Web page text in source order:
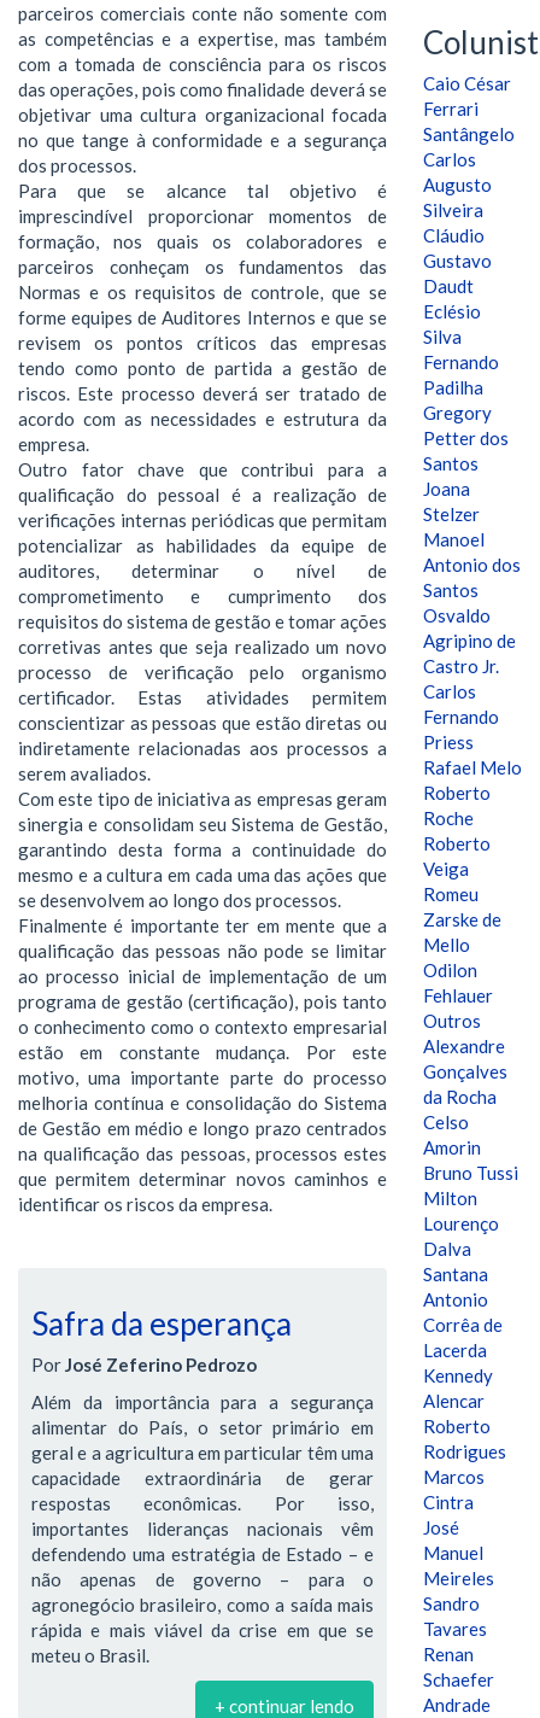
parceiros comerciais conte não somente com
as competências e a expertise, mas também
com a tomada de consciência para os riscos
das operações, pois como finalidade deverá se
objetivar uma cultura organizacional focada
no que tange à conformidade e a segurança
dos processos.
Para que se alcance tal objetivo é
imprescindível proporcionar momentos de
formação, nos quais os colaboradores e
parceiros conheçam os fundamentos das
Normas e os requisitos de controle, que se
forme equipes de Auditores Internos e que se
revisem os pontos críticos das empresas
tendo como ponto de partida a gestão de
riscos. Este processo deverá ser tratado de
acordo com as necessidades e estrutura da
empresa.
Outro fator chave que contribui para a
qualificação do pessoal é a realização de
verificações internas periódicas que permitam
potencializar as habilidades da equipe de
auditores, determinar o nível de
comprometimento e cumprimento dos
requisitos do sistema de gestão e tomar ações
corretivas antes que seja realizado um novo
processo de verificação pelo organismo
certificador. Estas atividades permitem
conscientizar as pessoas que estão diretas ou
indiretamente relacionadas aos processos a
serem avaliados.
Com este tipo de iniciativa as empresas geram
sinergia e consolidam seu Sistema de Gestão,
garantindo desta forma a continuidade do
mesmo e a cultura em cada uma das ações que
se desenvolvem ao longo dos processos.
Finalmente é importante ter em mente que a
qualificação das pessoas não pode se limitar
ao processo inicial de implementação de um
programa de gestão (certificação), pois tanto
o conhecimento como o contexto empresarial
estão em constante mudança. Por este
motivo, uma importante parte do processo
melhoria contínua e consolidação do Sistema
de Gestão em médio e longo prazo centrados
na qualificação das pessoas, processos estes
que permitem determinar novos caminhos e
identificar os riscos da empresa.
Safra da esperança
PorJosé Zeferino Pedrozo
Além da importância para a segurança
alimentar do País, o setor primário em
geral e a agricultura em particular têm uma
capacidade extraordinária de gerar
respostas econômicas. Por isso,
importantes lideranças nacionais vêm
defendendo uma estratégia de Estado – e
não apenas de governo – para o
agronegócio brasileiro, como a saída mais
rápida e mais viável da crise em que se
meteu o Brasil.
+ continuar lendo
Caio César
Ferrari
Santângelo
Carlos
Augusto
Silveira
Cláudio
Gustavo
Daudt
Eclésio
Silva
Fernando
Padilha
Gregory
Petter dos
Santos
Joana
Stelzer
Manoel
Antonio dos
Santos
Osvaldo
Agripino de
Castro Jr.
Carlos
Fernando
Priess
Rafael Melo
Roberto
Roche
Roberto
Veiga
Romeu
Zarske de
Mello
Odilon
Fehlauer
Outros
Alexandre
Gonçalves
da Rocha
Celso
Amorin
Bruno Tussi
Milton
Lourenço
Dalva
Santana
Antonio
Corrêa de
Lacerda
Kennedy
Alencar
Roberto
Rodrigues
Marcos
Cintra
José
Manuel
Meireles
Sandro
Tavares
Renan
Schaefer
Andrade